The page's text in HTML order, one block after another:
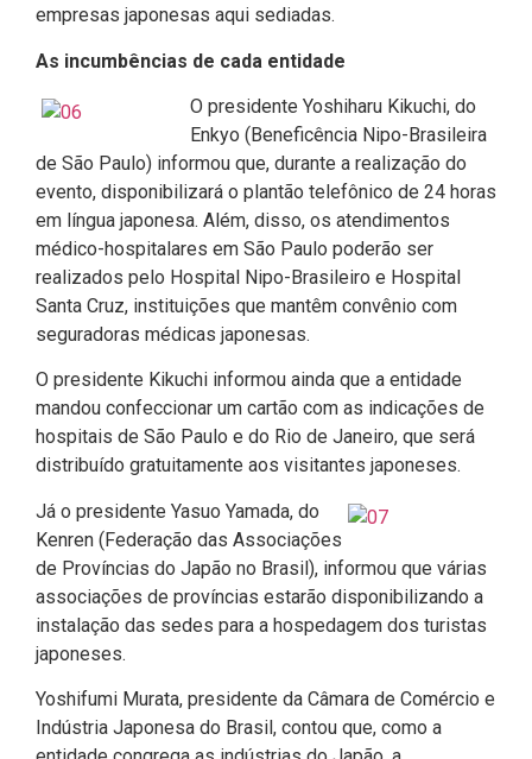
empresas japonesas aqui sediadas.
As incumbências de cada entidade
O presidente Yoshiharu Kikuchi, do
Enkyo (Beneficência Nipo-Brasileira
de São Paulo) informou que, durante a realização do
evento, disponibilizará o plantão telefônico de 24 horas
em língua japonesa. Além, disso, os atendimentos
médico-hospitalares em São Paulo poderão ser
realizados pelo Hospital Nipo-Brasileiro e Hospital
Santa Cruz, instituições que mantêm convênio com
seguradoras médicas japonesas.
O presidente Kikuchi informou ainda que a entidade
mandou confeccionar um cartão com as indicações de
hospitais de São Paulo e do Rio de Janeiro, que será
distribuído gratuitamente aos visitantes japoneses.
Já o presidente Yasuo Yamada, do
Kenren (Federação das Associações
de Províncias do Japão no Brasil), informou que várias
associações de províncias estarão disponibilizando a
instalação das sedes para a hospedagem dos turistas
japoneses.
Yoshifumi Murata, presidente da Câmara de Comércio e
Indústria Japonesa do Brasil, contou que, como a